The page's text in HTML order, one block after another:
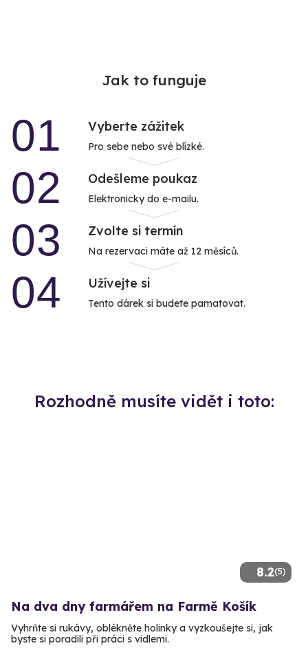
Jak to funguje
01 Vyberte zážitek
Pro sebe nebo své blízké.
02 Odešleme poukaz
Elektronicky do e-mailu.
03 Zvolte si termín
Na rezervaci máte až 12 měsíců.
04 Užívejte si
Tento dárek si budete pamatovat.
Rozhodně musíte vidět i toto:
8.2(5)
Na dva dny farmářem na Farmě Košík
Vyhrňte si rukávy, oblékněte holinky a vyzkoušejte si, jak
byste si poradili při práci s vidlemi.